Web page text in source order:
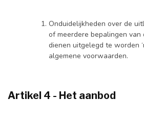
Onduidelijkheden over de
of meerdere bepalingen van
dienen uitgelegd te worden
algemene voorwaarden.
Artikel 4 - Het aanbod